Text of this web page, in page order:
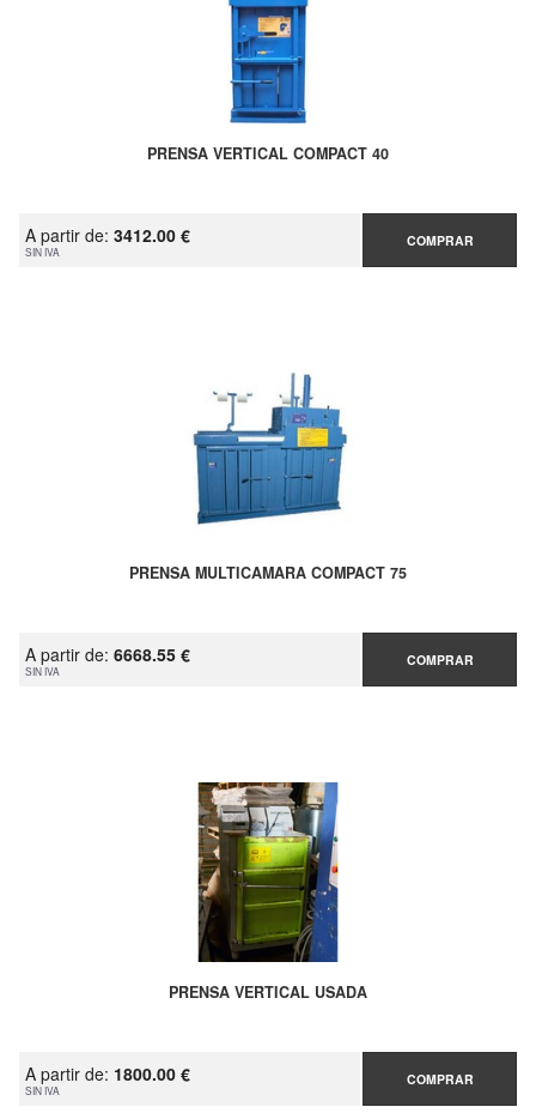
PRENSA VERTICAL COMPACT 40
A partir de: 3412.00 €
SIN IVA
COMPRAR
PRENSA MULTICAMARA COMPACT 75
A partir de: 6668.55 €
SIN IVA
COMPRAR
PRENSA VERTICAL USADA
A partir de: 1800.00 €
SIN IVA
COMPRAR